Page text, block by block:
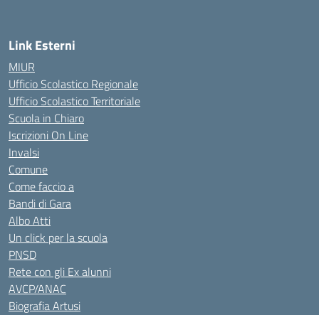
Link Esterni
MIUR
Ufficio Scolastico Regionale
Ufficio Scolastico Territoriale
Scuola in Chiaro
Iscrizioni On Line
Invalsi
Comune
Come faccio a
Bandi di Gara
Albo Atti
Un click per la scuola
PNSD
Rete con gli Ex alunni
AVCP/ANAC
Biografia Artusi